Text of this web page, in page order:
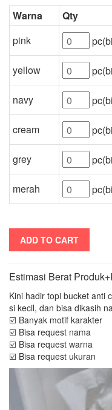
Warna Qty
pink
yellow
navy
cream
grey
merah
ADD TO CART
Estimasi Berat
Kini hadir topi bucket anti
si kecil, dan bisa dikasih
☑️ Banyak motif karakter
☑️ Bisa request nama
☑️ Bisa request warna
☑️ Bisa request ukuran